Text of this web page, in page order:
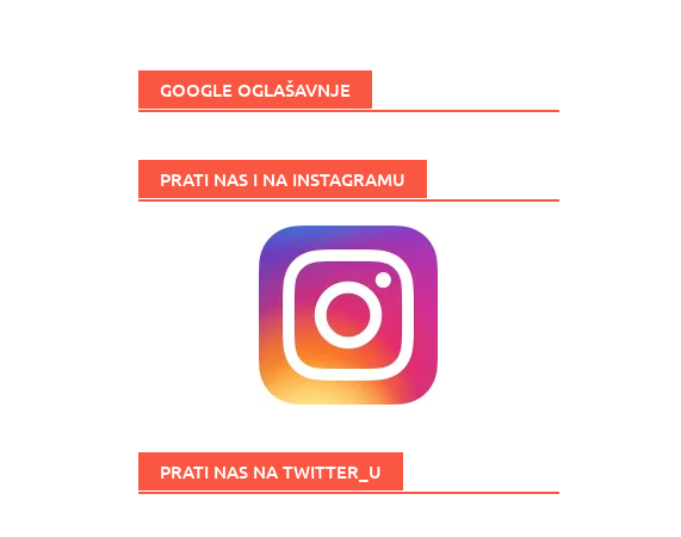
GOOGLE OGLAŠAVNJE
PRATI NAS I NA INSTAGRAMU
PRATI NAS NA TWITTER_U